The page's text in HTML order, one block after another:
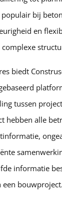
bij
en
biedt
tussen
hebben alle
informatie
een bouwproject.